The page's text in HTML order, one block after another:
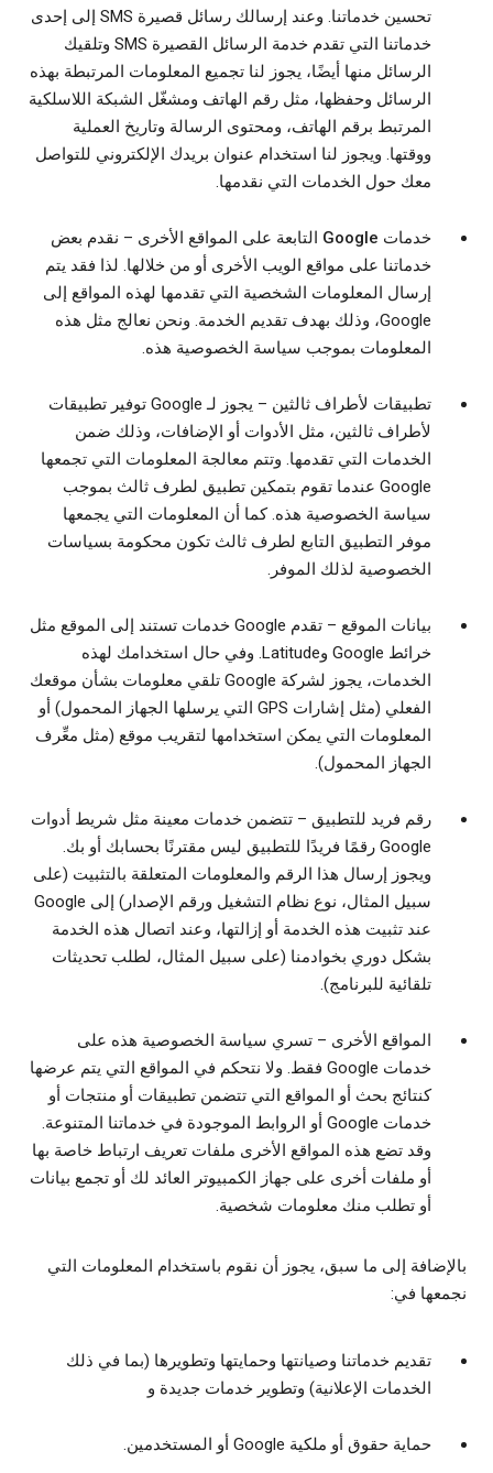
تحسين خدماتنا. وعند إرسالك رسائل قصيرة SMS إلى إحدى
خدماتنا التي تقدم خدمة الرسائل القصيرة SMS وتلقيك
الرسائل منها أيضًا، يجوز لنا تجميع المعلومات المرتبطة بهذه
الرسائل وحفظها، مثل رقم الهاتف ومشغّل الشبكة اللاسلكية
المرتبط برقم الهاتف، ومحتوى الرسالة وتاريخ العملية
ووقتها. ويجوز لنا استخدام عنوان بريدك الإلكتروني للتواصل
معك حول الخدمات التي نقدمها.
خدمات Google التابعة على المواقع الأخرى
– نقدم بعض
خدماتنا على مواقع الويب الأخرى أو من خلالها. لذا فقد يتم
إرسال المعلومات الشخصية التي تقدمها لهذه المواقع إلى
Google، وذلك بهدف تقديم الخدمة. ونحن نعالج مثل هذه
المعلومات بموجب سياسة الخصوصية هذه.
تطبيقات لأطراف ثالثين
– يجوز لـ Google توفير تطبيقات
لأطراف ثالثين، مثل الأدوات أو الإضافات، وذلك ضمن
الخدمات التي تقدمها. وتتم معالجة المعلومات التي تجمعها
Google عندما تقوم بتمكين تطبيق لطرف ثالث بموجب
سياسة الخصوصية هذه. كما أن المعلومات التي يجمعها
موفر التطبيق التابع لطرف ثالث تكون محكومة بسياسات
الخصوصية لذلك الموفر.
بيانات الموقع
– تقدم Google خدمات تستند إلى الموقع مثل
خرائط Google وLatitude. وفي حال استخدامك لهذه
الخدمات، يجوز لشركة Google تلقي معلومات بشأن موقعك
الفعلي (مثل إشارات GPS التي يرسلها الجهاز المحمول) أو
المعلومات التي يمكن استخدامها لتقريب موقع (مثل معِّرف
الجهاز المحمول).
رقم فريد للتطبيق – تتضمن خدمات معينة مثل شريط أدوات
Google رقمًا فريدًا للتطبيق ليس مقترنًا بحسابك أو بك.
ويجوز إرسال هذا الرقم والمعلومات المتعلقة بالتثبيت (على
سبيل المثال، نوع نظام التشغيل ورقم الإصدار) إلى Google
عند تثبيت هذه الخدمة أو إزالتها، وعند اتصال هذه الخدمة
بشكل دوري بخوادمنا (على سبيل المثال، لطلب تحديثات
تلقائية للبرنامج).
المواقع الأخرى – تسري سياسة الخصوصية هذه على
خدمات Google فقط. ولا نتحكم في المواقع التي يتم عرضها
كنتائج بحث أو المواقع التي تتضمن تطبيقات أو منتجات أو
خدمات Google أو الروابط الموجودة في خدماتنا المتنوعة.
وقد تضع هذه المواقع الأخرى ملفات تعريف ارتباط خاصة بها
أو ملفات أخرى على جهاز الكمبيوتر العائد لك أو تجمع بيانات
أو تطلب منك معلومات شخصية.
بالإضافة إلى ما سبق، يجوز أن نقوم باستخدام المعلومات التي
نجمعها في:
تقديم خدماتنا وصيانتها وحمايتها وتطويرها (بما في ذلك
الخدمات الإعلانية) وتطوير خدمات جديدة و
حماية حقوق أو ملكية Google أو المستخدمين.